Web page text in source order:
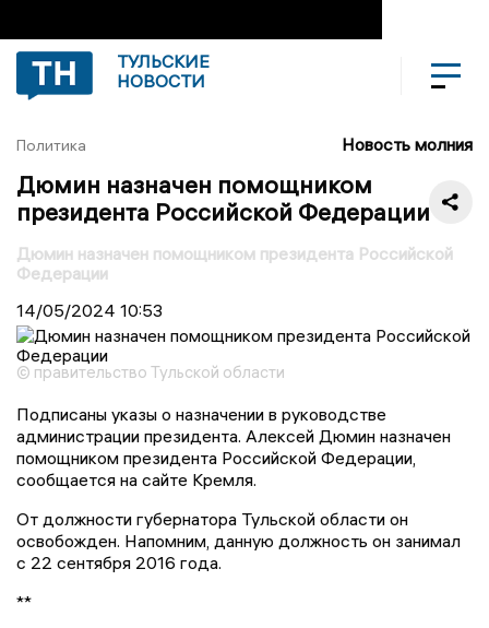
ТУЛЬСКИЕ
НОВОСТИ
Политика Новость молния
Дюмин назначен помощником
президента Российской Федерации
Дюмин назначен помощником президента Российской
Федерации
14/05/2024 10:53
© правительство Тульской области
Подписаны указы о назначении в руководстве
администрации президента. Алексей Дюмин назначен
помощником президента Российской Федерации,
сообщается на сайте Кремля.
От должности губернатора Тульской области он
освобожден. Напомним, данную должность он занимал
с 22 сентября 2016 года.
**